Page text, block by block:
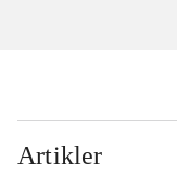
Artikler